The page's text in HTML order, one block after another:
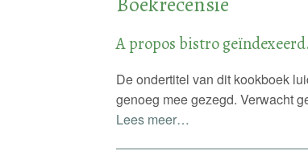
A propos bistro geïndexeerd.
De ondertitel van dit kookboek
genoeg mee gezegd. Verwacht
Lees meer…